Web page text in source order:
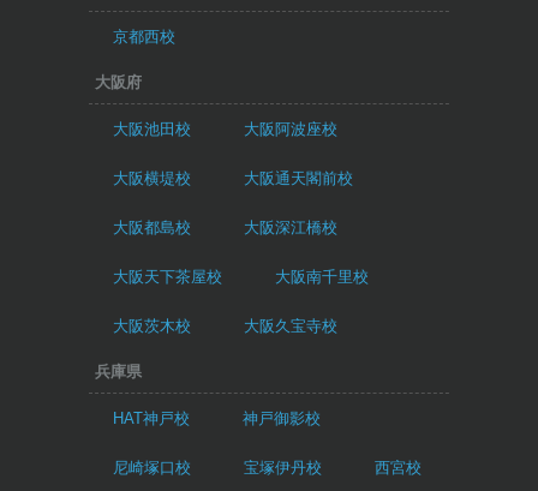
京都西校
大阪府
大阪池田校 大阪阿波座校
大阪横堤校 大阪通天閣前校
大阪都島校 大阪深江橋校
大阪天下茶屋校 大阪南千里校
大阪茨木校 大阪久宝寺校
兵庫県
HAT神戸校 神戸御影校
尼崎塚口校 宝塚伊丹校 西宮校